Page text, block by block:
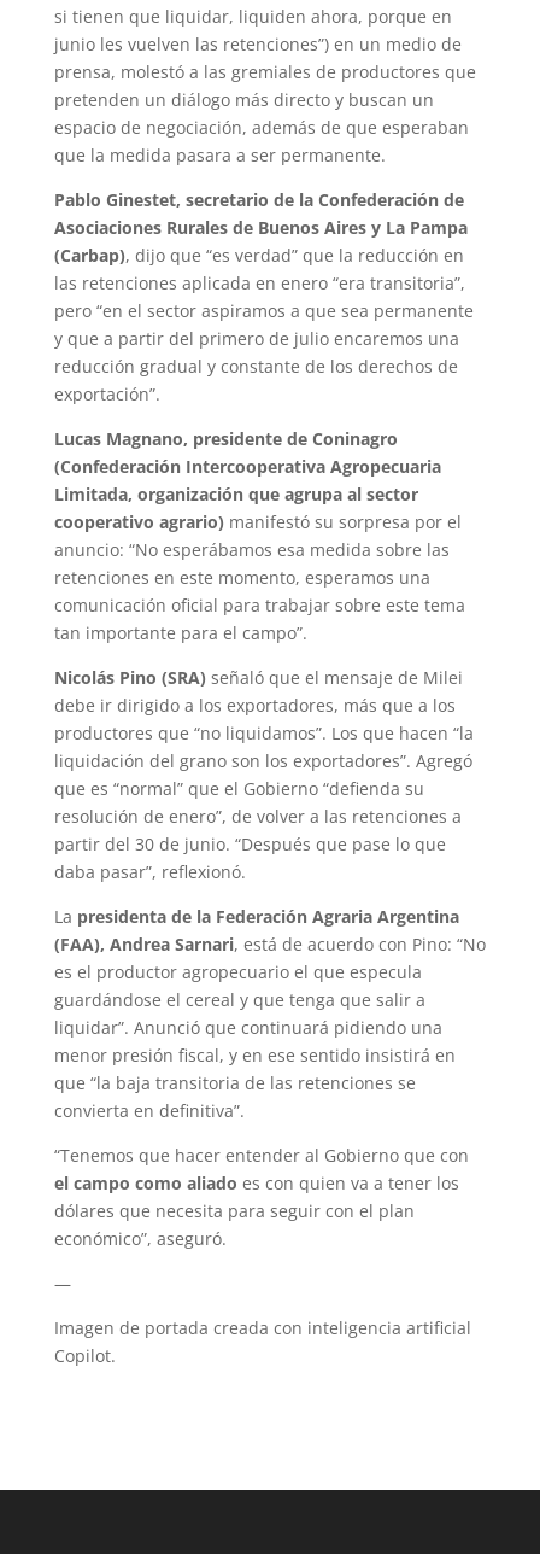
si tienen que liquidar, liquiden ahora, porque en
junio les vuelven las retenciones”) en un medio de
prensa, molestó a las gremiales de productores que
pretenden un diálogo más directo y buscan un
espacio de negociación, además de que esperaban
que la medida pasara a ser permanente.
Pablo Ginestet, secretario de la Confederación de
Asociaciones Rurales de Buenos Aires y La Pampa
(Carbap), dijo que “es verdad” que la reducción en
las retenciones aplicada en enero “era transitoria”,
pero “en el sector aspiramos a que sea permanente
y que a partir del primero de julio encaremos una
reducción gradual y constante de los derechos de
exportación”.
Lucas Magnano, presidente de Coninagro
(Confederación Intercooperativa Agropecuaria
Limitada, organización que agrupa al sector
cooperativo agrario) manifestó su sorpresa por el
anuncio: “No esperábamos esa medida sobre las
retenciones en este momento, esperamos una
comunicación oficial para trabajar sobre este tema
tan importante para el campo”.
Nicolás Pino (SRA) señaló que el mensaje de Milei
debe ir dirigido a los exportadores, más que a los
productores que “no liquidamos”. Los que hacen “la
liquidación del grano son los exportadores”. Agregó
que es “normal” que el Gobierno “defienda su
resolución de enero”, de volver a las retenciones a
partir del 30 de junio. “Después que pase lo que
daba pasar”, reflexionó.
La presidenta de la Federación Agraria Argentina
(FAA), Andrea Sarnari, está de acuerdo con Pino: “No
es el productor agropecuario el que especula
guardándose el cereal y que tenga que salir a
liquidar”. Anunció que continuará pidiendo una
menor presión fiscal, y en ese sentido insistirá en
que “la baja transitoria de las retenciones se
convierta en definitiva”.
“Tenemos que hacer entender al Gobierno que con
el campo como aliado es con quien va a tener los
dólares que necesita para seguir con el plan
económico”, aseguró.
—
Imagen de portada creada con inteligencia artificial
Copilot.